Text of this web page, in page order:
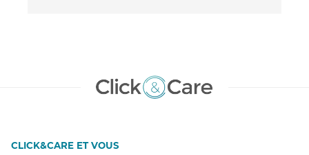
CLICK&CARE ET VOUS